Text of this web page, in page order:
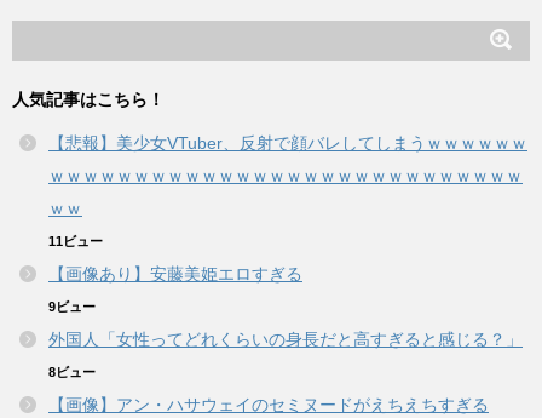
人気記事はこちら！
【悲報】美少女VTuber、反射で顔バレしてしまうｗｗｗｗｗｗ
ｗｗｗｗｗｗｗｗｗｗｗｗｗｗｗｗｗｗｗｗｗｗｗｗｗｗｗｗ
ｗｗ
11ビュー
【画像あり】安藤美姫エロすぎる
9ビュー
外国人「女性ってどれくらいの身長だと高すぎると感じる？」
8ビュー
【画像】アン・ハサウェイのセミヌードがえちえちすぎる